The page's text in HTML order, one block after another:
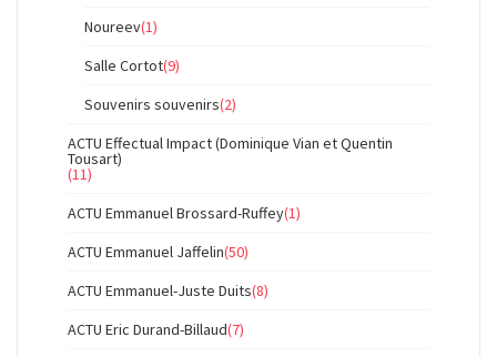
Noureev(1)
Salle Cortot(9)
Souvenirs souvenirs(2)
ACTU Effectual Impact (Dominique Vian et Quentin
Tousart)
(11)
ACTU Emmanuel Brossard-Ruffey(1)
ACTU Emmanuel Jaffelin(50)
ACTU Emmanuel-Juste Duits(8)
ACTU Eric Durand-Billaud(7)